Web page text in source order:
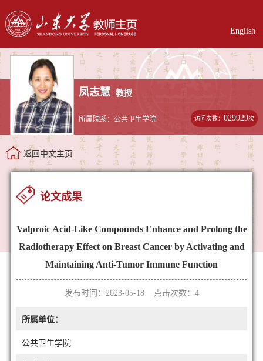
English
凤志慧 教授
所属院系：公共卫生学院 访问次数：029929次
返回中文主页
论文成果
Valproic Acid-Like Compounds Enhance and Prolong the
Radiotherapy Effect on Breast Cancer by Activating and
Maintaining Anti-Tumor Immune Function
发布时间：2023-05-18 点击次数： 4
所属单位：
公共卫生学院